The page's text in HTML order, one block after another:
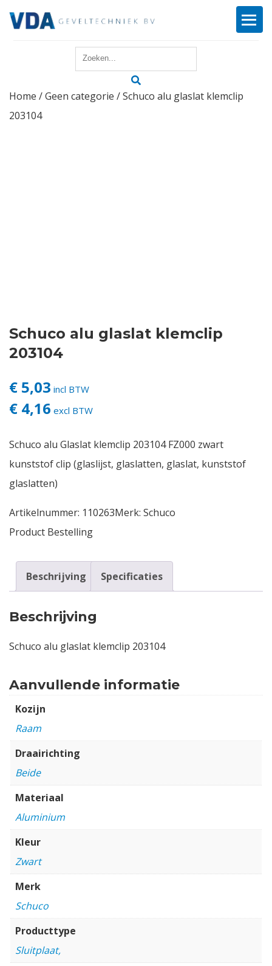
Reparatie
Login
Home /Geen categorie / Schuco alu glaslat klemclip
203104
Schuco alu glaslat klemclip
203104
€ 5,03 incl BTW
€ 4,16 excl BTW
Schuco alu Glaslat klemclip 203104 FZ000 zwart
kunststof clip (glaslijst, glaslatten, glaslat, kunststof
glaslatten)
Artikelnummer: 110263Merk: Schuco
Product Bestelling
Beschrijving Specificaties
Beschrijving
Schuco alu glaslat klemclip 203104
Aanvullende informatie
Kozijn
Raam
Draairichting
Beide
Materiaal
Aluminium
Kleur
Zwart
Merk
Schuco
Producttype
Sluitplaat,